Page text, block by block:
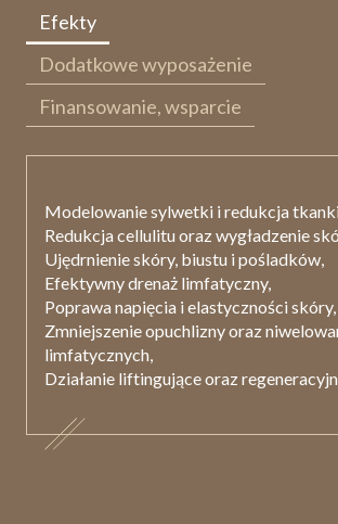
Efekty
Dodatkowe wyposażenie
Finansowanie, wsparcie
Modelowanie sylwetki i redukcja
Redukcja cellulitu oraz wygładzenie
Ujędrnienie skóry, biustu i pośladków,
Efektywny drenaż limfatyczny,
Poprawa napięcia i elastyczności skóry,
Zmniejszenie opuchlizny oraz
limfatycznych,
Działanie liftingujące oraz